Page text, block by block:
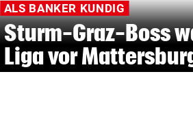
ALS BANKER KUNDIG
Sturm-Graz-Boss
Liga vor